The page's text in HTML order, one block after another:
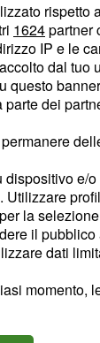
rispetto
1624partner
IP e le
dal tuo
questo
dei
e/
la
il
dati
momento,